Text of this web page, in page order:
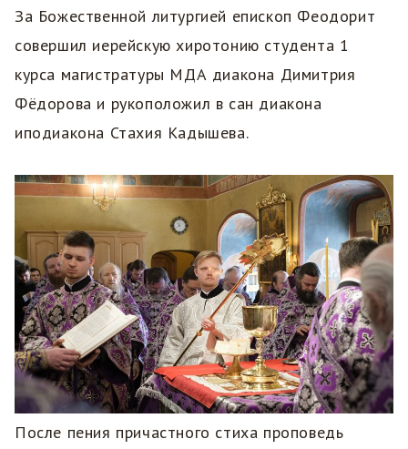
За Божественной литургией епископ Феодорит
совершил иерейскую хиротонию студента 1
курса магистратуры МДА диакона Димитрия
Фёдорова и рукоположил в сан диакона
иподиакона Стахия Кадышева.
После пения причастного стиха проповедь